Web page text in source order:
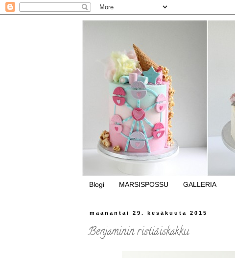
Blogi MARSISPOSSU GALLERIA
maanantai 29. kesäkuuta 2015
Benjaminin ristiäiskakku